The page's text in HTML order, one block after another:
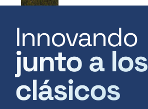
Innovando
junto a los
clásicos